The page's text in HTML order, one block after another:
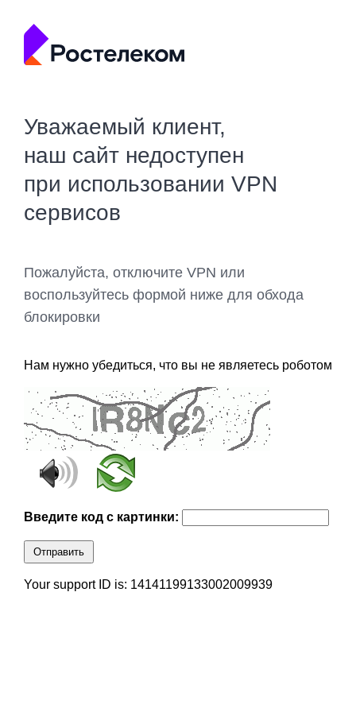
Уважаемый клиент,
наш сайт недоступен
при использовании VPN
сервисов
Пожалуйста, отключите VPN или
воспользуйтесь формой ниже для обхода
блокировки
Нам нужно убедиться, что вы не являетесь роботом
Введите код с картинки:
Отправить
Your support ID is: 14141199133002009939